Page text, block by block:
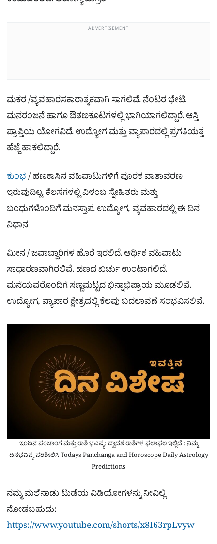
ADVERTISEMENT
ಮಕರ /ವ್ಯವಹಾರಸಕಾರಾತ್ಮಕವಾಗಿ ಸಾಗಲಿವೆ. ನೆಂಟರ ಭೇಟಿ.
ಮನರಂಜನೆ ಹಾಗೂ ಔತಣಕೂಟಗಳಲ್ಲಿ ಭಾಗಿಯಾಗಲಿದ್ದಾರೆ. ಆಸ್ತಿ
ಪ್ರಾಪ್ತಿಯ ಯೋಗವಿದೆ. ಉದ್ಯೋಗ ಮತ್ತು ವ್ಯಾಪಾರದಲ್ಲಿ ಪ್ರಗತಿಯತ್ತ
ಹೆಜ್ಜೆ ಹಾಕಲಿದ್ದಾರೆ.
ಕುಂಭ/ ಹಣಕಾಸಿನ ವಹಿವಾಟುಗಳಿಗೆ ಪೂರಕ ವಾತಾವರಣ
ಇರುವುದಿಲ್ಲ. ಕೆಲಸಗಳಲ್ಲಿ ವಿಳಂಬ ಸ್ನೇಹಿತರು ಮತ್ತು
ಬಂಧುಗಳೊಂದಿಗೆ ಮನಸ್ತಾಪ. ಉದ್ಯೋಗ, ವ್ಯವಹಾರದಲ್ಲಿ ಈ ದಿನ
ನಿಧಾನ
ಮೀನ / ಜವಾಬ್ದಾರಿಗಳ ಹೊರೆ ಇರಲಿದೆ. ಆರ್ಥಿಕ ವಹಿವಾಟು
ಸಾಧಾರಣವಾಗಿರಲಿವೆ. ಹಣದ ಖರ್ಚು ಉಂಟಾಗಲಿದೆ.
ಮನೆಯವರೊಂದಿಗೆ ಸಣ್ಣಮಟ್ಟದ ಭಿನ್ನಾಭಿಪ್ರಾಯ ಮೂಡಲಿವೆ.
ಉದ್ಯೋಗ, ವ್ಯಾಪಾರ ಕ್ಷೇತ್ರದಲ್ಲಿ ಕೆಲವು ಬದಲಾವಣೆ ಸಂಭವಿಸಲಿವೆ.
ಇಂದಿನ ಪಂಚಾಂಗ ಮತ್ತು ರಾಶಿ ಭವಿಷ್ಯ: ದ್ವಾದಶ ರಾಶಿಗಳ ಫಲಾಫಲ ಇಲ್ಲಿದೆ : ನಿಮ್ಮ
ದಿನಭವಿಷ್ಯ ಪರಿಶೀಲಿಸಿ Todays Panchanga and Horoscope Daily Astrology
Predictions
ನಮ್ಮ ಮಲೆನಾಡು ಟುಡೆಯ ವಿಡಿಯೋಗಳನ್ನು ನೀವಿಲ್ಲಿ
ನೋಡಬಹುದು:
https://www.youtube.com/shorts/x8I63rpLvyw